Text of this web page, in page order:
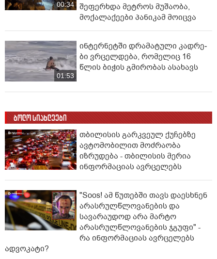
00:34
შეფერხდა მეტროს მუშაობა,
მოქალაქეები პანიკამ მოიცვა
01:53
ინ­ტერ­ნეტ­ში დრა­მა­ტუ­ლი კად­რე­
ბი ვრცელდება, რომელიც 16
წლის ბიჭის გმირობას ასახავს
ბოლო სიახლეები
თბილისის გარკვეულ ქუჩებზე
ავტომობილით მოძრაობა
იზრუდება - თბილისის მერია
ინფორმაციას ავრცელებს
"Soos! ამ წუთებში თავს დაესხნენ
არასრულწლოვანების და
სავარაუდოდ არა მარტო
არასრულწლოვანების ჯგუფი" -
რა ინფორმაციას ავრცელებს
ადვოკატი?